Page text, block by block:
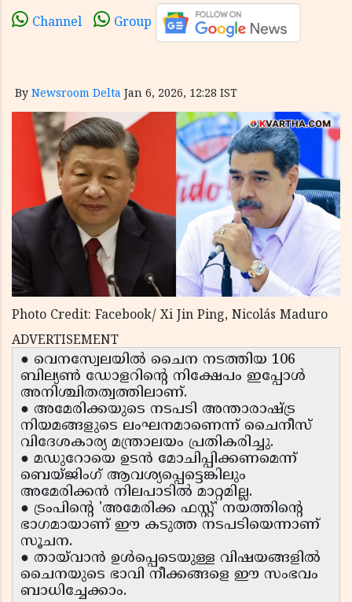
Channel Group
By Newsroom Delta Jan 6, 2026, 12:28 IST
Photo Credit: Facebook/ Xi Jin Ping, Nicolás Maduro
ADVERTISEMENT
● വെനസ്വേലയിൽ ചൈന നടത്തിയ 106
ബില്യൺ ഡോളറിന്റെ നിക്ഷേപം ഇപ്പോൾ
അനിശ്ചിതത്വത്തിലാണ്.
● അമേരിക്കയുടെ നടപടി അന്താരാഷ്ട്ര
നിയമങ്ങളുടെ ലംഘനമാണെന്ന് ചൈനീസ്
വിദേശകാര്യ മന്ത്രാലയം പ്രതികരിച്ചു.
● മഡുറോയെ ഉടൻ മോചിപ്പിക്കണമെന്ന്
ബെയ്ജിംഗ് ആവശ്യപ്പെട്ടെങ്കിലും
അമേരിക്കൻ നിലപാടിൽ മാറ്റമില്ല.
● ട്രംപിന്റെ 'അമേരിക്ക ഫസ്റ്റ്' നയത്തിന്റെ
ഭാഗമായാണ് ഈ കടുത്ത നടപടിയെന്നാണ്
സൂചന.
● തായ്‌വാൻ ഉൾപ്പെടെയുള്ള വിഷയങ്ങളിൽ
ചൈനയുടെ ഭാവി നീക്കങ്ങളെ ഈ സംഭവം
ബാധിച്ചേക്കാം.